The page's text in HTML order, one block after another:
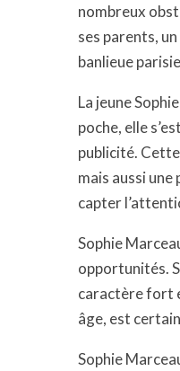
nombreux
ses parents,
banlieue
La jeune
poche, elle
publicité.
mais aussi
capter
Sophie
opportunités.
caractère fort
âge, est
Sophie